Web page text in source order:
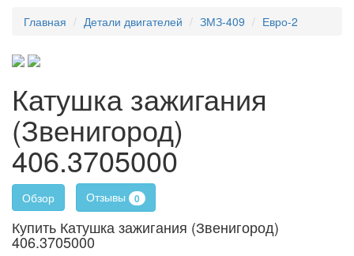
Главная
Детали двигателей ЗМЗ-409 Евро-2
Катушка зажигания
(Звенигород)
406.3705000
Обзор Отзывы 0
Купить Катушка зажигания (Звенигород)
406.3705000